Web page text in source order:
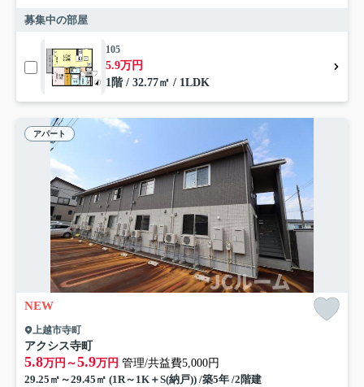
募集中の部屋
105
5.9万円
1階 / 32.77㎡ / 1LDK
アパート
NEW
上越市寺町
アクシス寺町
5.8万円～5.9万円 管理/共益費5,000円
29.25㎡～29.45㎡ (1R～1K＋S(納戸)) /築5年 /2階建